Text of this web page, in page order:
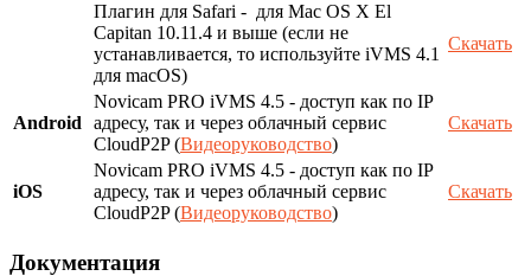
Плагин для Safari - для Mac OS X El
Capitan 10.11.4 и выше (если не
устанавливается, то используйте iVMS 4.1
для macOS)
Скачать
Android
Novicam PRO iVMS 4.5 - доступ как по IP
адресу, так и через облачный сервис
CloudP2P (Видеоруководство)
Скачать
iOS
Novicam PRO iVMS 4.5 - доступ как по IP
адресу, так и через облачный сервис
CloudP2P (Видеоруководство)
Скачать
Документация